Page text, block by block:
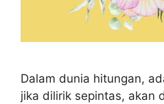
Dalam dunia hitungan,
jika dilirik sepintas, akan